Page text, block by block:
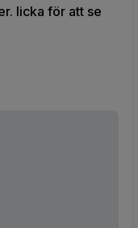
licka för att se